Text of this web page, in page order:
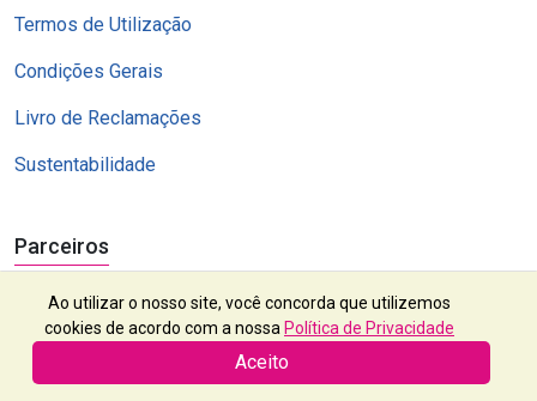
Termos de Utilização
Condições Gerais
Livro de Reclamações
Sustentabilidade
Parceiros
Ao utilizar o nosso site, você concorda que utilizemos
cookies de acordo com a nossa Política de Privacidade
Aceito